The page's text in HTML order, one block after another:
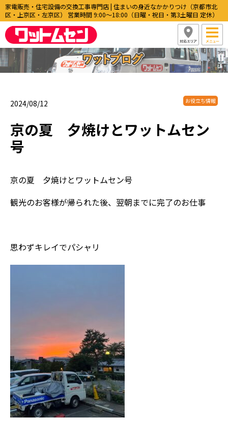
家電販売・住宅設備の交換工事専門店 | 住まいの身近なかかりつけ（京都市北
区・上京区・左京区） 営業時間 9:00〜18:00（日曜・祝日・第3土曜日 定休）
2024/08/12 お役立ち情報
京の夏 夕焼けとワットムセン
号
京の夏 夕焼けとワットムセン号
観光のお客様が帰られた後、翌朝までに完了のお仕事
思わずキレイでパシャリ